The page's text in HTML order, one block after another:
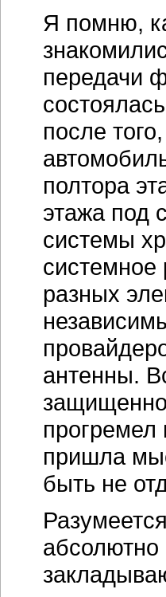
Я помню,
передачи
после
полтора
этажа под
системы
системное
разных
антенны.
прогремел
пришла
быть не
абсолютно